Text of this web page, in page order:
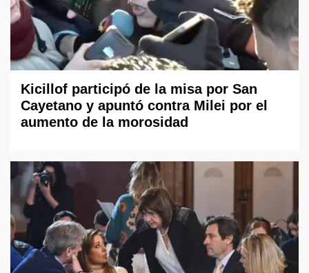
Kicillof participó de la misa por San
Cayetano y apuntó contra Milei por el
aumento de la morosidad